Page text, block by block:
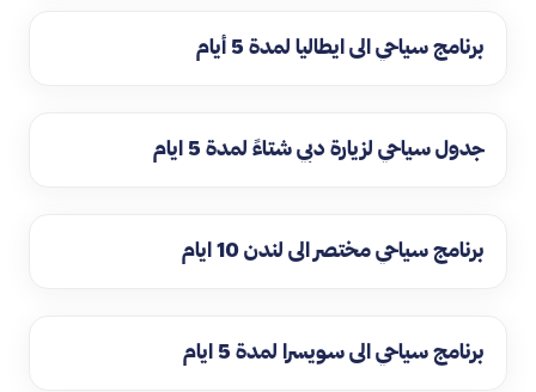
برنامج سياحي الى ايطاليا لمدة 5 أيام
جدول سياحي لزيارة دبي شتاءً لمدة 5 ايام
برنامج سياحي مختصر الى لندن 10 ايام
برنامج سياحي الى سويسرا لمدة 5 ايام